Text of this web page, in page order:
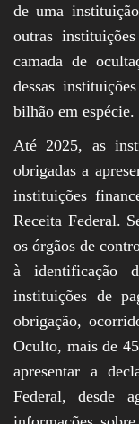
de uma
outras
camada de
dessas
bilhão em espécie.
Até 2025, as
obrigadas a
instituições
Receita Federal.
os órgãos de
à identificação
instituições de
obrigação,
Oculto, mais de
apresentar a
Federal, desde